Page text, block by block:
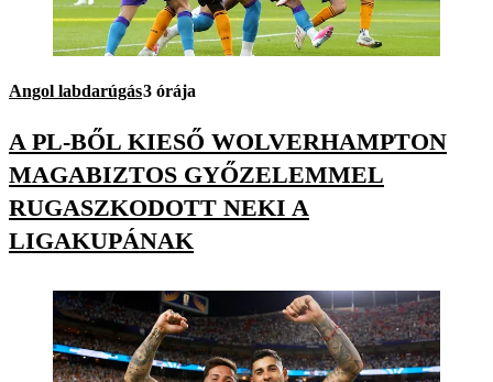
Angol labdarúgás3 órája
A PL-BŐL KIESŐ WOLVERHAMPTON
MAGABIZTOS GYŐZELEMMEL
RUGASZKODOTT NEKI A
LIGAKUPÁNAK